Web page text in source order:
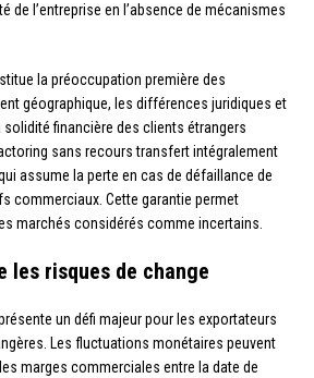
de l’entreprise en l’absence de mécanismes
la préoccupation première des
géographique, les différences juridiques et
solidité financière des clients étrangers
sans recours transfert intégralement
assume la perte en cas de défaillance de
commerciaux. Cette garantie permet
marchés considérés comme incertains.
les risques de change
un défi majeur pour les exportateurs
Les fluctuations monétaires peuvent
marges commerciales entre la date de